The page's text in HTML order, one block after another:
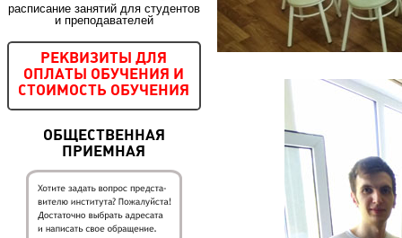
расписание занятий для студентов
и преподавателей
РЕКВИЗИТЫ ДЛЯ
ОПЛАТЫ ОБУЧЕНИЯ И
СТОИМОСТЬ ОБУЧЕНИЯ
ОБЩЕСТВЕННАЯ
ПРИЕМНАЯ